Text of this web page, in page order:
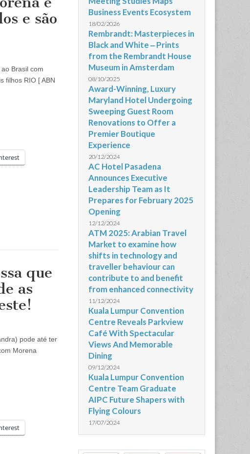
e são
Brasil com
filhos RIO [ ABN
que
as
pode até ter
Morena
Business Events Ecosystem
18/02/2026
Rembrandt: Masterpieces in
Black and White ‒ Prints
from the Rembrandt House
Museum in Amsterdam
08/10/2025
Award-Winning, Luxury
Maryland Hotel Undergoing
Sweeping Guest Room
Renovations to Offer a
Premier Boutique
Experience
20/12/2024
AC Hotel Pasadena
Announces Executive
Leadership Team as It
Prepares for February 2025
Opening
12/12/2024
ATM 2025: Arabian Travel
Market to examine how
shifts in technology and
traveller behaviour can
contribute to and benefit
from enhanced connectivity
11/12/2024
Kuala Lumpur Convention
Centre Reveals Parkview
Café With Spectacular
Views And Memorable
Dining
09/12/2024
Kuala Lumpur Convention
Centre Team Graduate
AIPC Future Shapers with
Flying Colours
17/07/2024